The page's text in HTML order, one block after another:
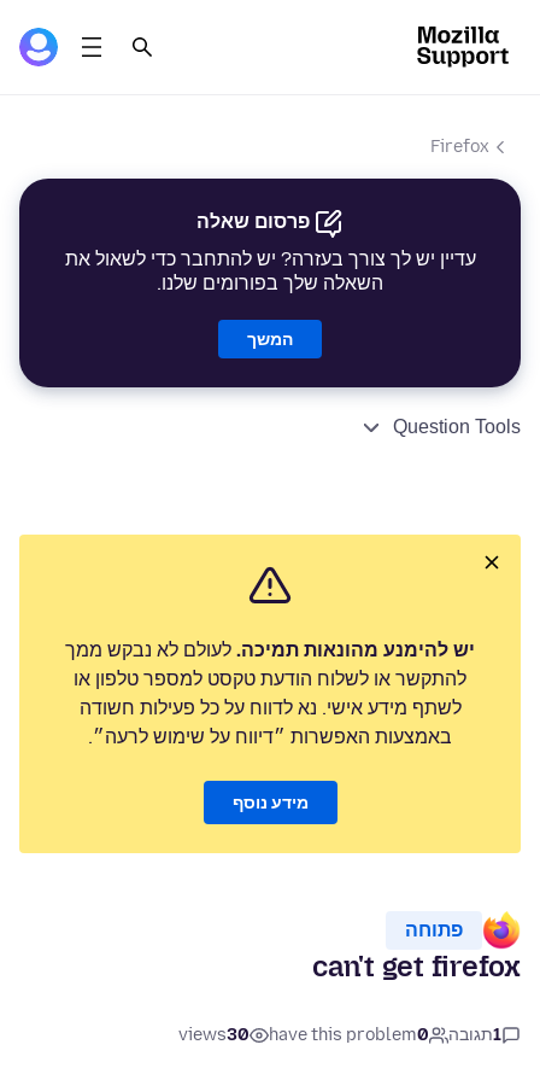
Firefox
פרסום שאלה
עדיין יש לך צורך בעזרה? יש להתחבר כדי לשאול את
השאלה שלך בפורומים שלנו.
המשך
Question Tools
יש להימנע מהונאות תמיכה. לעולם לא נבקש ממך
להתקשר או לשלוח הודעת טקסט למספר טלפון או
לשתף מידע אישי. נא לדווח על כל פעילות חשודה
באמצעות האפשרות ״דיווח על שימוש לרעה״.
מידע נוסף
פתוחה
can't get firefox
1תגובה 0
have this problem
30
views